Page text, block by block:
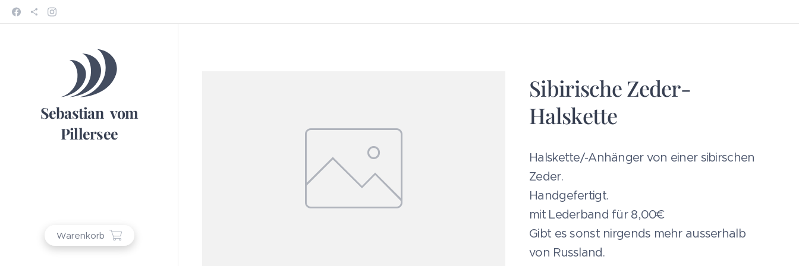
Sebastian vom
Pillersee
Warenkorb
Sibirische Zeder-
Halskette
Halskette/-Anhänger von einer sibirschen
Zeder.
Handgefertigt.
mit Lederband für 8,00€
Gibt es sonst nirgends mehr ausserhalb
von Russland.